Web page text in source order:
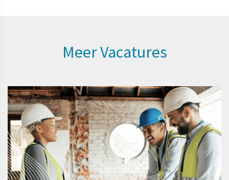
Meer Vacatures